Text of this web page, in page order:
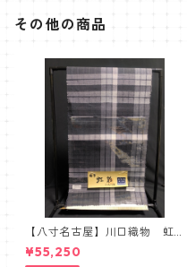
その他の商品
【八寸名古屋】川口織物 虹
彩 麻八寸名古屋帯 モノト
ーン 黒 グレー
¥55,250